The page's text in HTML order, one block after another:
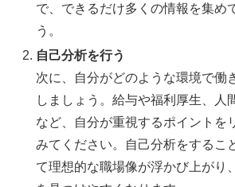
で、できるだけ多くの情報を集め
う。
自己分析を行う
次に、自分がどのような環境で働
しましょう。給与や福利厚生、人
など、自分が重視するポイントを
みてください。自己分析をするこ
て理想的な職場像が浮かび上がり